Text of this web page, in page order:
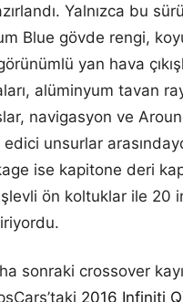
Yalnızca bu
Blue gövde rengi,
yan hava
alüminyum tavan
navigasyon ve
unsurlar
ise kapitone deri
ön koltuklar ile 20
sonraki crossover
2016 Infiniti